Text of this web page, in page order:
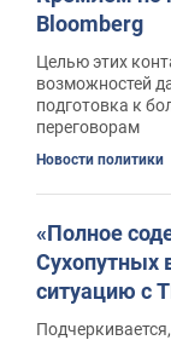
Bloomberg
Целью этих
возможностей
подготовка к
переговорам
Новости политики
«Полное
Сухопутных
ситуацию с